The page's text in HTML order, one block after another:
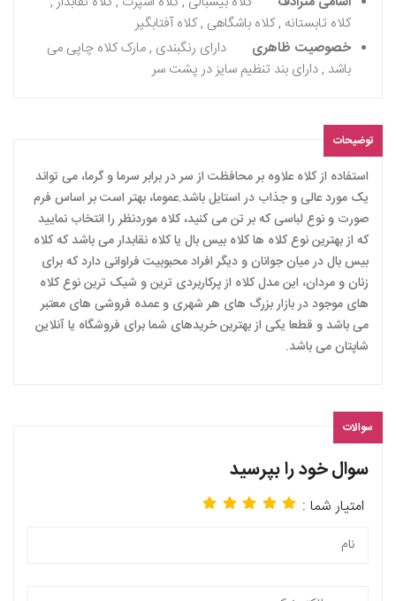
کلاه تابستانه , کلاه باشگاهی , کلاه آفتابگیر
خصوصیت ظاهری
دارای رنگبندی , مارک کلاه چاپی می
باشد , دارای بند تنظیم سایز در پشت سر
توضیحات
استفاده از کلاه علاوه بر محافظت از سر در برابر سرما و گرما، می تواند
یک مورد عالی و جذاب در استایل باشد.عموما، بهتر است بر اساس فرم
صورت و نوع لباسی که بر تن می کنید، کلاه موردنظر را انتخاب نمایید
که از بهترین نوع کلاه ها کلاه بیس بال یا کلاه نقابدار می باشد که کلاه
بیس بال در میان جوانان و دیگر افراد محبوبیت فراوانی دارد که برای
زنان و مردان، این مدل کلاه از پرکاربردی ترین و شیک ترین نوع کلاه
های موجود در بازار بزرگ های هر شهری و عمده فروشی های معتبر
می باشد و قطعا یکی از بهترین خریدهای شما برای فروشگاه یا آنلاین
شاپتان می باشد.
سوالات
سوال خود را بپرسید
امتیار شما :